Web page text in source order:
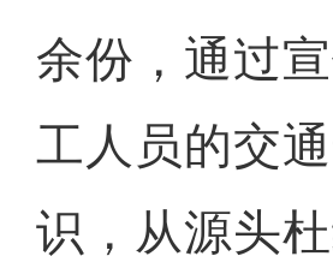
余份，通过
工人员的交
识，从源头